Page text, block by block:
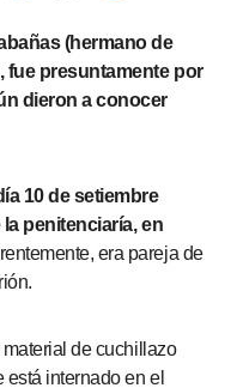
fue presuntamente por
dieron a conocer
10 de setiembre
penitenciaría, en
era pareja de
de cuchillazo
internado en el